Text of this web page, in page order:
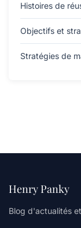
Histoires de
Objectifs et
Stratégies de
Henry Panky
Blog d'actualités